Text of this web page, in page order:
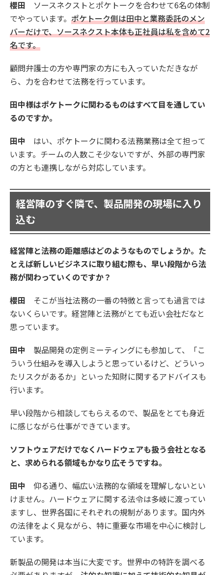
櫻田 ソースネクストとポケトークを合わせて6名の体制
でやっています。 ポケトーク側は田中と業務委託のメン
バーだけで、ソースネクスト本体も正社員は私を含めて2
名です。
顧問弁護士の方や専門家の方にも入っていただきなが
ら、力を合わせて法務を行っています。
田中様はポケトークに関わるものはすべて目を通してい
るのですか。
田中 はい、ポケトークに関わる法務業務は全て担って
います。チームの人数こそ少ないですが、外部の専門家
の方とも連携しながら対応しています。
経営陣のすぐ隣で、製品開発の現場に入り
込む
経営陣と法務の距離感はどのようなものでしょうか。た
とえば新しいビジネスに取り組む際も、早い段階から法
務が関わっていくのですか？
櫻田 そこが当社法務の一番の特徴と言っても過言では
ないくらいです。経営陣と法務がとても近い会社だなと
思っています。
田中 製品開発の定例ミーティングにも参加して、「こ
ういう仕組みを導入しようと思っているけど、どういっ
たリスクがあるか」といった知財に関するアドバイスも
行います。
早い段階から相談してもらえるので、製品をとても身近
に感じながら仕事ができています。
ソフトウェアだけでなくハードウェアも扱う会社となる
と、求められる領域もかなり広そうですね。
田中 仰る通り、幅広い法務的な領域を理解しないとい
けません。ハードウェアに関する法令は多岐に渡ってい
ますし、世界各国にそれぞれの規制があります。国内外
の法律をよく見ながら、特に重要な市場を中心に検討し
ています。
新製品の開発は本当に大変です。世界中の特許を調べる